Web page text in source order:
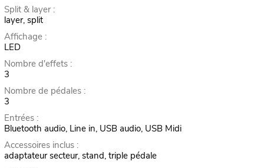
Split & layer :
layer, split
Affichage :
LED
Nombre d'effets :
3
Nombre de pédales :
3
Entrées :
Bluetooth audio, Line in, USB audio, USB Midi
Accessoires inclus :
adaptateur secteur, stand, triple pédale